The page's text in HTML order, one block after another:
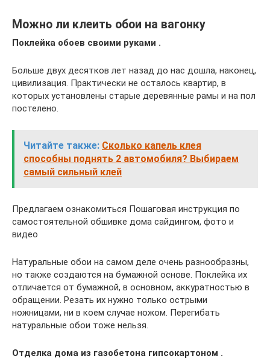
Можно ли клеить обои на вагонку
Поклейка обоев своими руками .
Больше двух десятков лет назад до нас дошла, наконец,
цивилизация. Практически не осталось квартир, в
которых установлены старые деревянные рамы и на пол
постелено.
Читайте также: Сколько капель клея
способны поднять 2 автомобиля? Выбираем
самый сильный клей
Предлагаем ознакомиться Пошаговая инструкция по
самостоятельной обшивке дома сайдингом, фото и
видео
Натуральные обои на самом деле очень разнообразны,
но также создаются на бумажной основе. Поклейка их
отличается от бумажной, в основном, аккуратностью в
обращении. Резать их нужно только острыми
ножницами, ни в коем случае ножом. Перегибать
натуральные обои тоже нельзя.
Отделка дома из газобетона гипсокартоном .